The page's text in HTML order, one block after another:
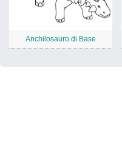
Anchilosauro di Base